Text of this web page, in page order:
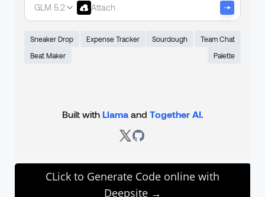
CLick to Generate Code online with
Deepsite →